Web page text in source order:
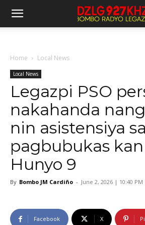
Home Local News
Local News
Legazpi PSO
nakahanda
nin asistensiya sa
pagbubukas kan
Hunyo 9
By Bombo JM Cardiño - June 2, 2026 | 10:40 PM
Facebook X